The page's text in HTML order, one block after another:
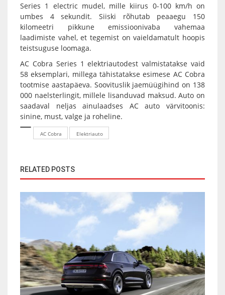
Series 1 electric mudel, mille kiirus 0-100 km/h on
umbes 4 sekundit. Siiski rõhutab peaaegu 150
kilomeetri pikkune emissioonivaba vahemaa
laadimiste vahel, et tegemist on vaieldamatult hoopis
teistsuguse loomaga.
AC Cobra Series 1 elektriautodest valmistatakse vaid
58 eksemplari, millega tähistatakse esimese AC Cobra
tootmise aastapäeva. Soovituslik jaemüügihind on 138
000 naelsterlingit, millele lisanduvad maksud. Auto on
saadaval neljas ainulaadses AC auto värvitoonis:
sinine, must, valge ja roheline.
AC Cobra Elektriauto
RELATED POSTS